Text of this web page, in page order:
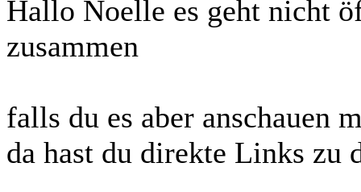
Hallo Noelle es geht nicht
zusammen
falls du es aber anschauen
da hast du direkte Links zu